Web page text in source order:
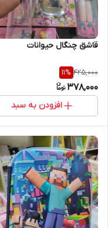
قاشق چنگال حیوانات
425,000
11%
378,000
افزودن به سبد